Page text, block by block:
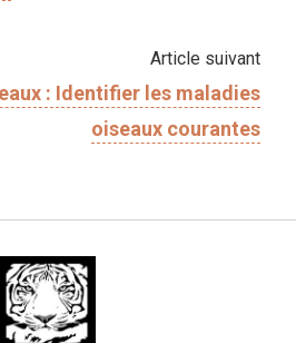
Article suivant
: Identifier les maladies
oiseaux courantes